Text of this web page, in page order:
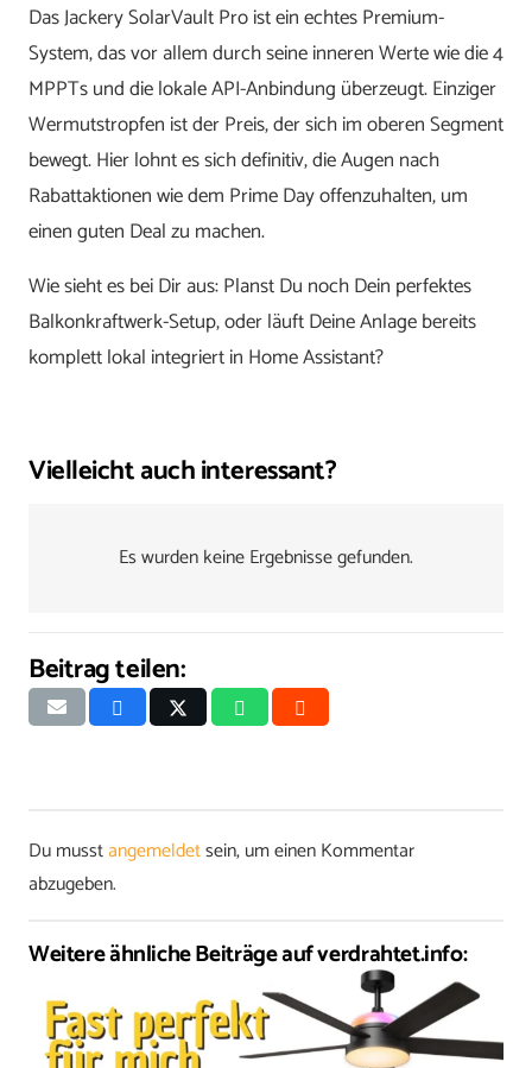
Das Jackery SolarVault Pro ist ein echtes Premium-
System, das vor allem durch seine inneren Werte wie die 4
MPPTs und die lokale API-Anbindung überzeugt. Einziger
Wermutstropfen ist der Preis, der sich im oberen Segment
bewegt. Hier lohnt es sich definitiv, die Augen nach
Rabattaktionen wie dem Prime Day offenzuhalten, um
einen guten Deal zu machen.
Wie sieht es bei Dir aus: Planst Du noch Dein perfektes
Balkonkraftwerk-Setup, oder läuft Deine Anlage bereits
komplett lokal integriert in Home Assistant?
Vielleicht auch interessant?
Es wurden keine Ergebnisse gefunden.
Beitrag teilen:
Du musstangemeldetsein, um einen Kommentar
abzugeben.
Weitere ähnliche Beiträge auf verdrahtet.info: